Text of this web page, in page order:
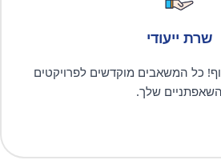
שרת ייעודי
כל המשאבים מוקדשים לפרויקטים
השאפתניים שלך.